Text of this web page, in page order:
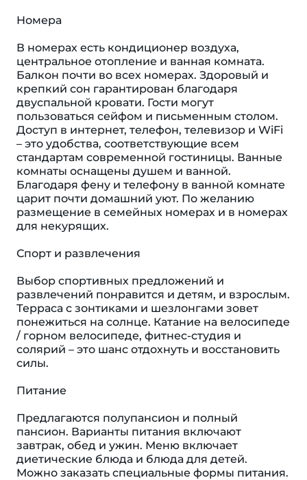
Номера
В номерах есть кондиционер воздуха,
центральное отопление и ванная комната.
Балкон почти во всех номерах. Здоровый и
крепкий сон гарантирован благодаря
двуспальной кровати. Гости могут
пользоваться сейфом и письменным столом.
Доступ в интернет, телефон, телевизор и WiFi
– это удобства, соответствующие всем
стандартам современной гостиницы. Ванные
комнаты оснащены душем и ванной.
Благодаря фену и телефону в ванной комнате
царит почти домашний уют. По желанию
размещение в семейных номерах и в номерах
для некурящих.
Спорт и развлечения
Выбор спортивных предложений и
развлечений понравится и детям, и взрослым.
Терраса с зонтиками и шезлонгами зовет
понежиться на солнце. Катание на велосипеде
/ горном велосипеде, фитнес-студия и
солярий – это шанс отдохнуть и восстановить
силы.
Питание
Предлагаются полупансион и полный
пансион. Варианты питания включают
завтрак, обед и ужин. Меню включает
диетические блюда и блюда для детей.
Можно заказать специальные формы питания.